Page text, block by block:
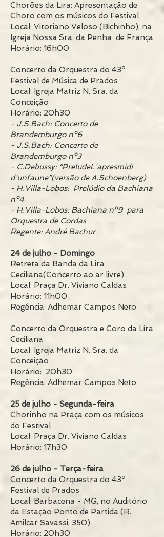
Chorões da Lira: Apresentação de
Choro com os músicos do Festival
Local: Vitoriano Veloso (Bichinho), na
Igreja Nossa Sra. da Penha de França
Horário: 16h00
Concerto da Orquestra do 43º
Festival de Música de Prados
Local: Igreja Matriz N. Sra. da
Conceição
Horário: 20h30
- J.S.Bach: Concerto de
Brandemburgo nº6
- J.S.Bach: Concerto de
Brandemburgo nº3
- C.Debussy: “PreludeL’apresmidi
d’unfaune”(versão de A.Schoenberg)
- H.Villa-Lobos: Prelúdio da Bachiana
nº4
- H.Villa-Lobos: Bachiana nº9 para
Orquestra de Cordas
Regente: André Bachur
24 de julho - Domingo
Retreta da Banda da Lira
Ceciliana(Concerto ao ar livre)
Local: Praça Dr. Viviano Caldas
Horário: 11h00
Regência: Adhemar Campos Neto
Concerto da Orquestra e Coro da Lira
Ceciliana
Local: Igreja Matriz N. Sra. da
Conceição
Horário: 20h30
Regência: Adhemar Campos Neto
25 de julho - Segunda-feira
Chorinho na Praça com os músicos
do Festival
Local: Praça Dr. Viviano Caldas
Horário: 17h30
26 de julho - Terça-feira
Concerto da Orquestra do 43º
Festival de Prados
Local: Barbacena - MG, no Auditório
da Estação Ponto de Partida (R.
Amilcar Savassi, 350)
Horário: 20h30